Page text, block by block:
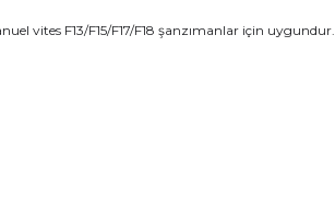
vites F13/F15/F17/F18 şanzımanlar için uygundur.